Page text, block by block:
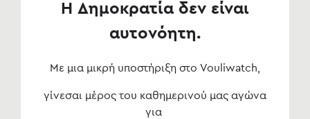
Η Δημοκρατία δεν είναι
αυτονόητη.
Με μια μικρή υποστήριξη στο Vouliwatch,
γίνεσαι μέρος του καθημερινού μας αγώνα
για